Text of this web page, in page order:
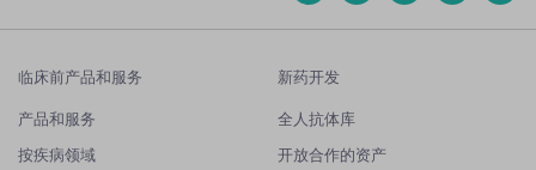
临床前产品和服务
产品和服务
按疾病领域
新药开发
全人抗体库
开放合作的资产